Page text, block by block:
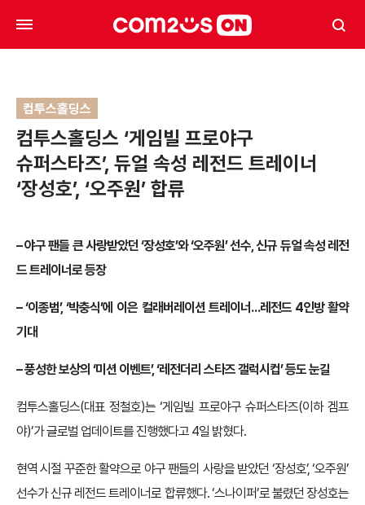
컴투스홀딩스
컴투스홀딩스 ‘게임빌 프로야구
슈퍼스타즈’, 듀얼 속성 레전드 트레이너
‘장성호’, ‘오주원’ 합류
– 야구 팬들 큰 사랑받았던 ‘장성호’와 ‘오주원’ 선수, 신규 듀얼 속성 레전
드 트레이너로 등장
– ‘이종범’, ‘박충식’에 이은 컬래버레이션 트레이너…레전드 4인방 활약
기대
– 풍성한 보상의 ‘미션 이벤트’, ‘레전더리 스타즈 갤럭시컵’ 등도 눈길
컴투스홀딩스(대표 정철호)는 ‘게임빌 프로야구 슈퍼스타즈(이하 겜프
야)’가 글로벌 업데이트를 진행했다고 4일 밝혔다.
현역 시절 꾸준한 활약으로 야구 팬들의 사랑을 받았던 ‘장성호’, ‘오주원’
선수가 신규 레전드 트레이너로 합류했다. ‘스나이퍼’로 불렸던 장성호는